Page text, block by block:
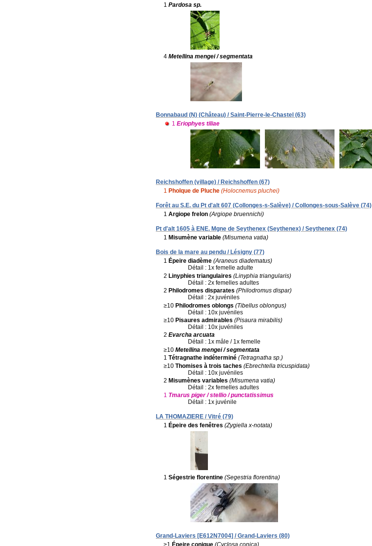
1 Pardosa sp.
4 Metellina mengei / segmentata
Bonnabaud (N) (Château) / Saint-Pierre-le-Chastel (63)
1 Eriophyes tiliae
Reichshoffen (village) / Reichshoffen (67)
1 Pholque de Pluche (Holocnemus pluchei)
Forêt au S.E. du Pt d'alt 607 (Collonges-s-Salève) / Collonges-sous-Salève (74)
1 Argiope frelon (Argiope bruennichi)
Pt d'alt 1605 à ENE. Mgne de Seythenex (Seythenex) / Seythenex (74)
1 Misumène variable (Misumena vatia)
Bois de la mare au pendu / Lésigny (77)
1 Épeire diadème (Araneus diadematus)
Détail : 1x femelle adulte
2 Linyphies triangulaires (Linyphia triangularis)
Détail : 2x femelles adultes
2 Philodromes disparates (Philodromus dispar)
Détail : 2x juvéniles
≥10 Philodromes oblongs (Tibellus oblongus)
Détail : 10x juvéniles
≥10 Pisaures admirables (Pisaura mirabilis)
Détail : 10x juvéniles
2 Evarcha arcuata
Détail : 1x mâle / 1x femelle
≥10 Metellina mengei / segmentata
1 Tétragnathe indéterminé (Tetragnatha sp.)
≥10 Thomises à trois taches (Ebrechtella tricuspidata)
Détail : 10x juvéniles
2 Misumènes variables (Misumena vatia)
Détail : 2x femelles adultes
1 Tmarus piger / stellio / punctatissimus
Détail : 1x juvénile
LA THOMAZIERE / Vitré (79)
1 Épeire des fenêtres (Zygiella x-notata)
1 Ségestrie florentine (Segestria florentina)
Grand-Laviers [E612N7004] / Grand-Laviers (80)
≥1 Épeire conique (Cyclosa conica)